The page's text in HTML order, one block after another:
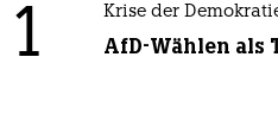
1 Krise der
AfD-Wählen als